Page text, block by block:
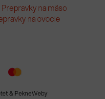
Prepravky na mäso
na ovocie
& PekneWeby